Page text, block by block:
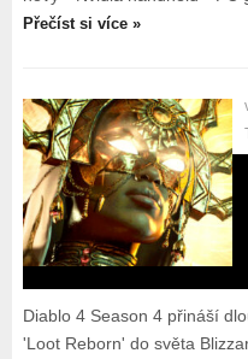
Přečíst si více »
Diablo 4 Season 4 přináší
'Loot Reborn' do světa